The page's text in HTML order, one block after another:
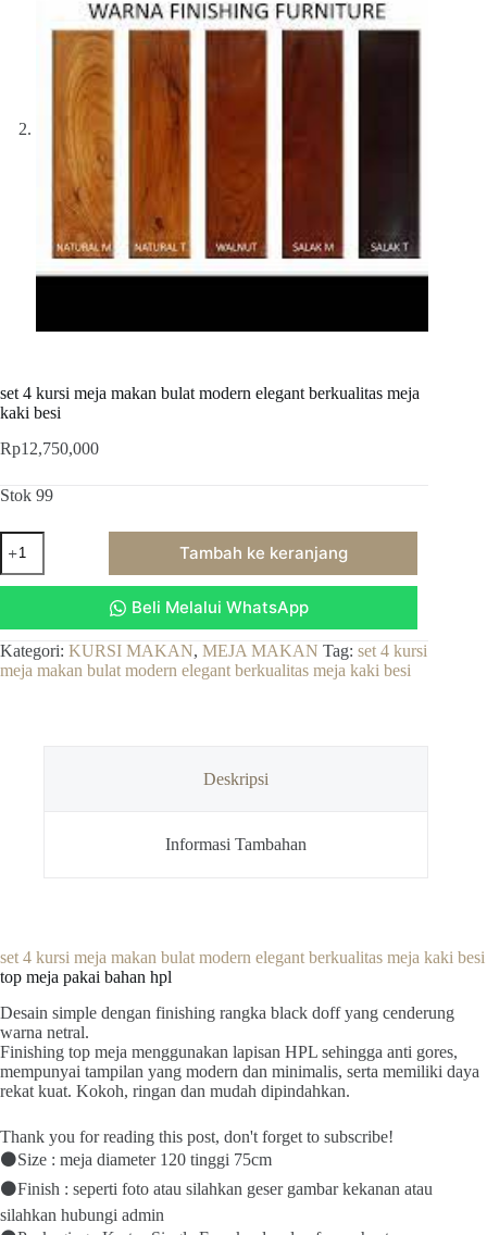
set 4 kursi meja makan bulat modern elegant berkualitas meja
kaki besi
Rp12,750,000
Stok 99
Kuantitas
set
4
makan
bulat
modern
Tambah ke keranjang
Beli Melalui WhatsApp
Kategori: KURSI MAKAN, MEJA MAKAN Tag: set 4 kursi
meja makan bulat modern elegant berkualitas meja kaki besi
Deskripsi
Informasi Tambahan
set 4 kursi meja makan bulat modern elegant berkualitas meja kaki besi
top meja pakai bahan hpl
Desain simple dengan finishing rangka black doff yang cenderung
warna netral.
Finishing top meja menggunakan lapisan HPL sehingga anti gores,
mempunyai tampilan yang modern dan minimalis, serta memiliki daya
rekat kuat. Kokoh, ringan dan mudah dipindahkan.
Thank you for reading this post, don't forget to subscribe!
⚫Size : meja diameter 120 tinggi 75cm
⚫Finish : seperti foto atau silahkan geser gambar kekanan atau
silahkan hubungi admin